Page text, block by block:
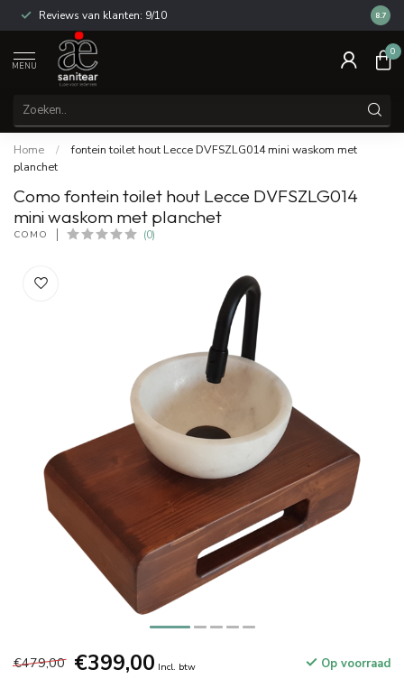
Reviews van klanten: 9/10 14
8.7
MENU
0
Home /
fontein toilet hout Lecce DVFSZLG014 mini waskom met
planchet
Como fontein toilet hout Lecce DVFSZLG014
mini waskom met planchet
COMO (0)
€479,00 €399,00 Incl. btw Op voorraad